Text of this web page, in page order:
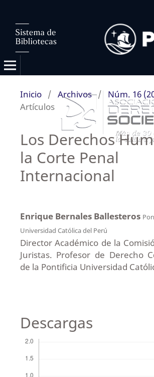
Inicio / Archivos / Núm. 16
Artículos
Los Derechos
la Corte Penal
Internacional
Enrique Bernales Ballesteros
Universidad Católica del Perú
Director Académico de la
Juristas. Profesor de Derecho
de la Pontificia Universidad
Descargas